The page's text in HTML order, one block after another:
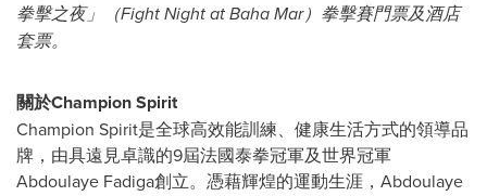
拳擊之夜」（Fight Night at Baha Mar）拳擊賽門票及酒店
套票。
關於Champion Spirit
Champion Spirit是全球高效能訓練、健康生活方式的領導品
牌，由具遠見卓識的9屆法國泰拳冠軍及世界冠軍
Abdoulaye Fadiga創立。憑藉輝煌的運動生涯，Abdoulaye